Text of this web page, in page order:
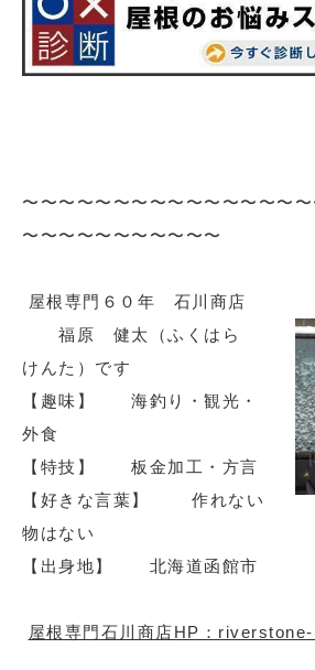
〜〜〜〜〜〜〜〜〜〜〜〜〜〜〜
〜〜〜〜〜〜〜〜〜〜〜
屋根専門６０年 石川商店
福原 健太（ふくはら
けんた）です
【趣味】 海釣り・観光・
外食
【特技】 板金加工・方言
【好きな言葉】 作れない
物はない
【出身地】 北海道函館市
屋根専門石川商店HP：